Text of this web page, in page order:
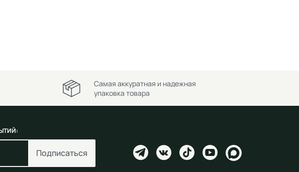
Самая аккуратная и надежная
упаковка товара
Подписаться